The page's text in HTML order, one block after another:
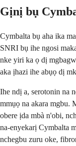
Gịnị bụ
Cymbalta bụ aha ika
SNRI bụ ihe ngosi
nke yiri ka ọ dị
aka ịhazi ihe abụọ dị
Ihe ndị a, serotonin na
mmụọ na akara mgbu.
obere ịda mbà n'obi,
na-enyekarị Cymbalta
nchegbu zuru oke,